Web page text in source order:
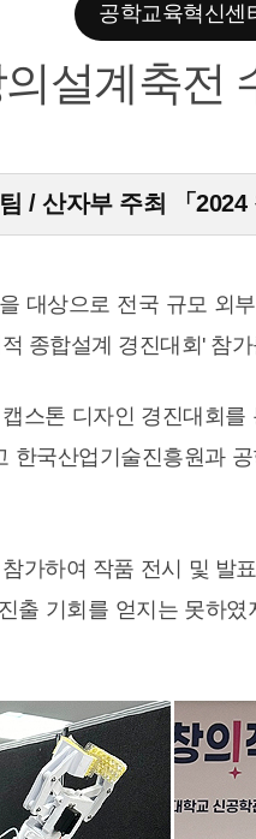
공학교육혁신센
설계축전
/ 산자부 주최 「
대상으로 전국 규모 외
종합설계 경진대회' 참
스톤 디자인 경진대회
국산업기술진흥원과
가하여 작품 전시 및 발
출 기회를 얻지는 못하